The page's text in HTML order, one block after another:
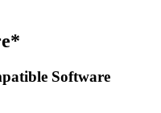
Software